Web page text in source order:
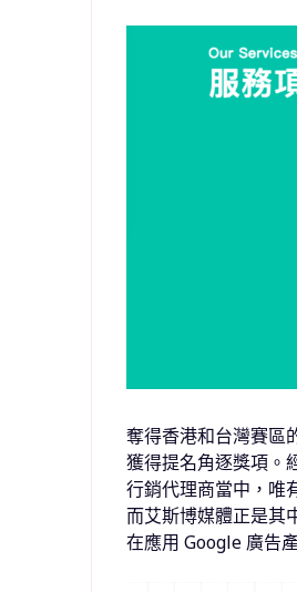
奪得香港和台灣賽區
獲得提名角逐獎項。
行銷代理商當中，唯
而艾斯博媒體正是其
在應用 Google 廣告